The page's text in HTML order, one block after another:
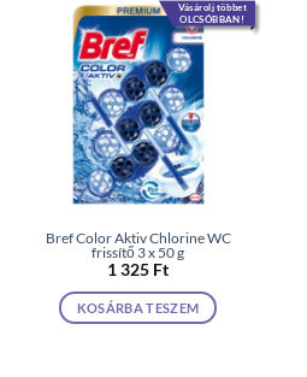
Vásárolj többet
OLCSÓBBAN!
Bref Color Aktiv Chlorine WC
frissítő 3 x 50 g
1 325 Ft
KOSÁRBA TESZEM